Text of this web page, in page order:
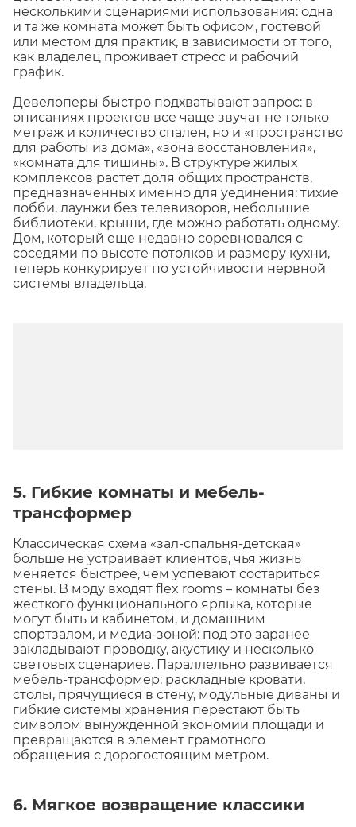
несколькими сценариями использования: одна
и та же комната может быть офисом, гостевой
или местом для практик, в зависимости от того,
как владелец проживает стресс и рабочий
график.
Девелоперы быстро подхватывают запрос: в
описаниях проектов все чаще звучат не только
метраж и количество спален, но и «пространство
для работы из дома», «зона восстановления»,
«комната для тишины». В структуре жилых
комплексов растет доля общих пространств,
предназначенных именно для уединения: тихие
лобби, лаунжи без телевизоров, небольшие
библиотеки, крыши, где можно работать одному.
Дом, который еще недавно соревновался с
соседями по высоте потолков и размеру кухни,
теперь конкурирует по устойчивости нервной
системы владельца.
5. Гибкие комнаты и мебель-
трансформер
Классическая схема «зал-спальня-детская»
больше не устраивает клиентов, чья жизнь
меняется быстрее, чем успевают состариться
стены. В моду входят flex rooms – комнаты без
жесткого функционального ярлыка, которые
могут быть и кабинетом, и домашним
спортзалом, и медиа-зоной: под это заранее
закладывают проводку, акустику и несколько
световых сценариев. Параллельно развивается
мебель-трансформер: раскладные кровати,
столы, прячущиеся в стену, модульные диваны и
гибкие системы хранения перестают быть
символом вынужденной экономии площади и
превращаются в элемент грамотного
обращения с дорогостоящим метром.
6. Мягкое возвращение классики